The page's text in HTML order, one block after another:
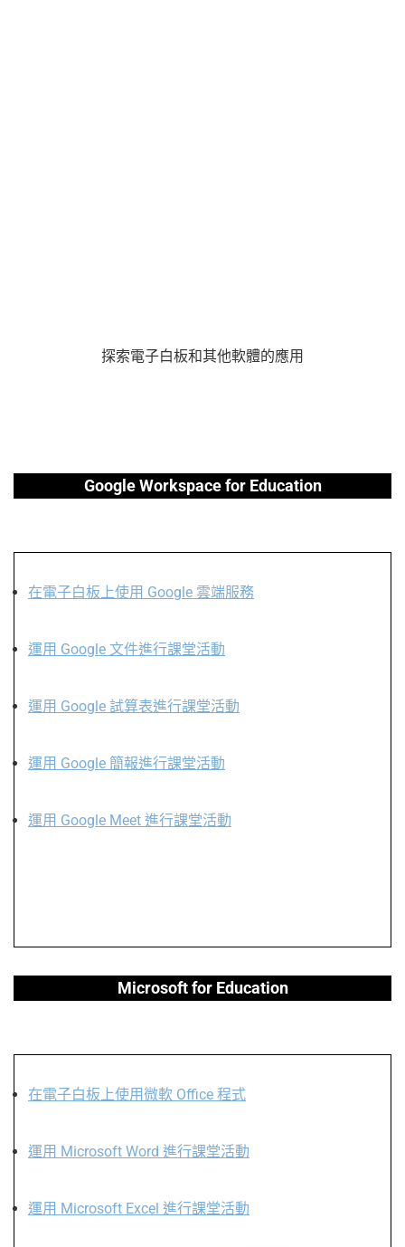
探索電子白板和其他軟體的應用
Google Workspace for Education
在電子白板上使用 Google 雲端服務
運用 Google 文件進行課堂活動
運用 Google 試算表進行課堂活動
運用 Google 簡報進行課堂活動
運用 Google Meet 進行課堂活動
Microsoft for Education
在電子白板上使用微軟 Office 程式
運用 Microsoft Word 進行課堂活動
運用 Microsoft Excel 進行課堂活動